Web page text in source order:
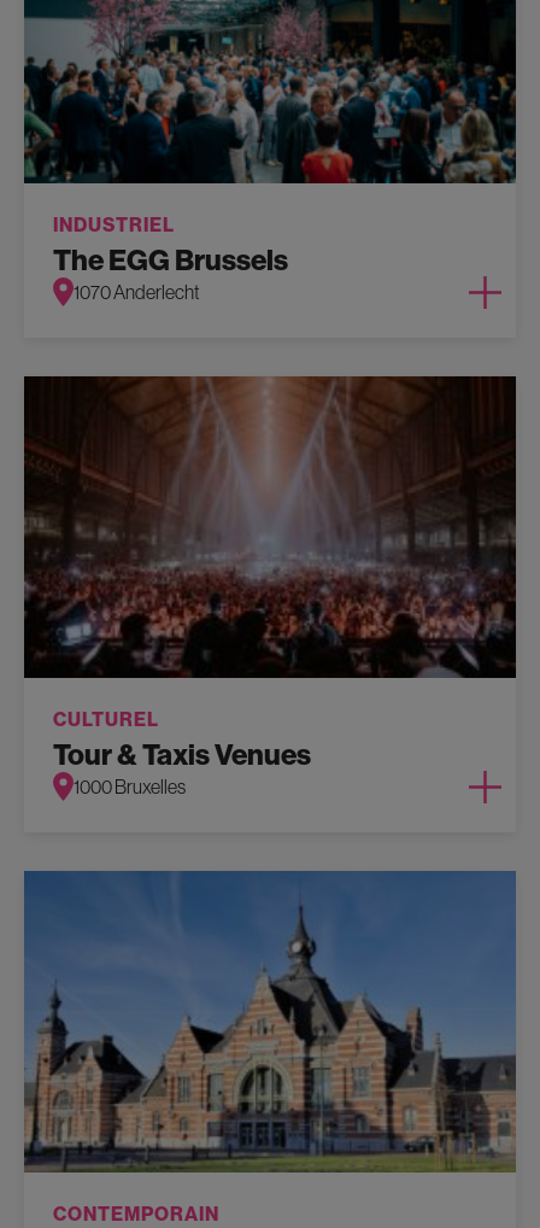
INDUSTRIEL
The EGG Brussels
1070 Anderlecht
CULTUREL
Tour & Taxis Venues
1000 Bruxelles
CONTEMPORAIN